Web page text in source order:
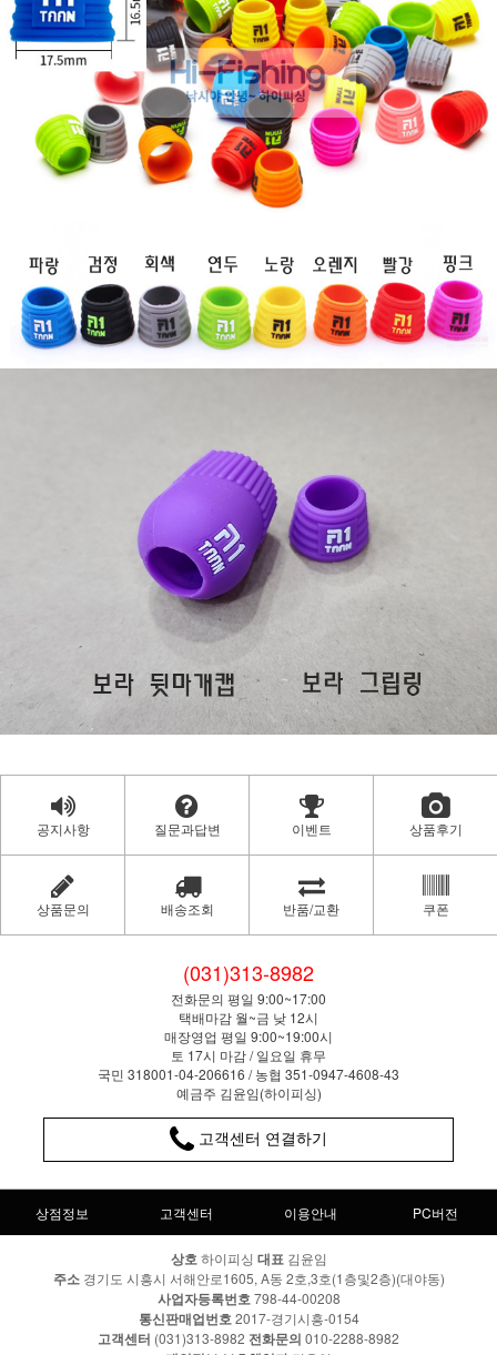
공지사항 질문과답변 이벤트 상품후기
상품문의 배송조회 반품/교환 쿠폰
(031)313-8982
전화문의 평일 9:00~17:00
택배마감 월~금 낮 12시
매장영업 평일 9:00~19:00시
토 17시 마감 / 일요일 휴무
국민 318001-04-206616 / 농협 351-0947-4608-43
예금주 김윤임(하이피싱)
고객센터 연결하기
상점정보 고객센터 이용안내 PC버전
상호 하이피싱 대표 김윤임
주소경기도 시흥시 서해안로1605, A동 2호,3호(1층및2층)(대야동)
사업자등록번호 798-44-00208
통신판매업번호 2017-경기시흥-0154
고객센터 (031)313-8982 전화문의 010-2288-8982